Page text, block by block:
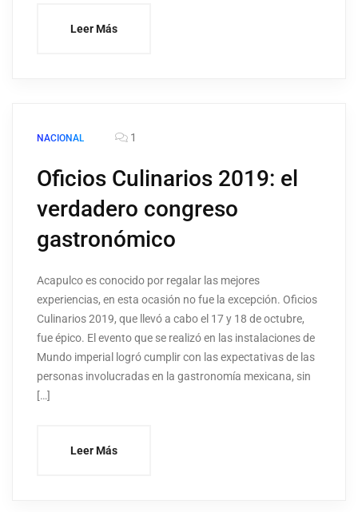
Leer Más
NACIONAL 1
Oficios Culinarios 2019: el
verdadero congreso
gastronómico
Acapulco es conocido por regalar las mejores
experiencias, en esta ocasión no fue la excepción. Oficios
Culinarios 2019, que llevó a cabo el 17 y 18 de octubre,
fue épico. El evento que se realizó en las instalaciones de
Mundo imperial logró cumplir con las expectativas de las
personas involucradas en la gastronomía mexicana, sin
[…]
Leer Más